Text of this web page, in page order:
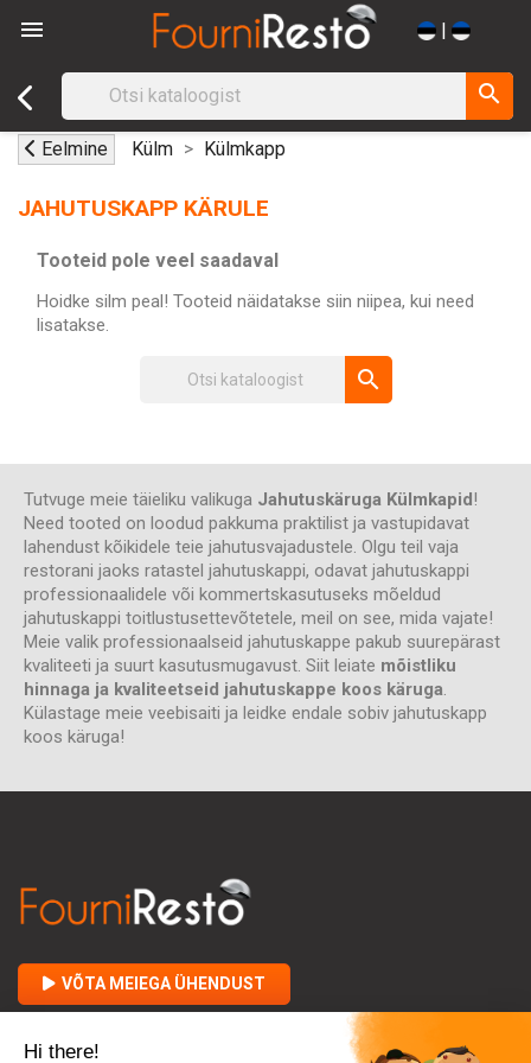
 |
search
Eelmine Külm Külmkapp
JAHUTUSKAPP KÄRULE
Tooteid pole veel saadaval
Hoidke silm peal! Tooteid näidatakse siin niipea, kui need
lisatakse.
search
Tutvuge meie täieliku valikuga Jahutuskäruga Külmkapid!
Need tooted on loodud pakkuma praktilist ja vastupidavat
lahendust kõikidele teie jahutusvajadustele. Olgu teil vaja
restorani jaoks ratastel jahutuskappi, odavat jahutuskappi
professionaalidele või kommertskasutuseks mõeldud
jahutuskappi toitlustusettevõtetele, meil on see, mida vajate!
Meie valik professionaalseid jahutuskappe pakub suurepärast
kvaliteeti ja suurt kasutusmugavust. Siit leiate mõistliku
hinnaga ja kvaliteetseid jahutuskappe koos käruga.
Külastage meie veebisaiti ja leidke endale sobiv jahutuskapp
koos käruga!
VÕTA MEIEGA ÜHENDUST